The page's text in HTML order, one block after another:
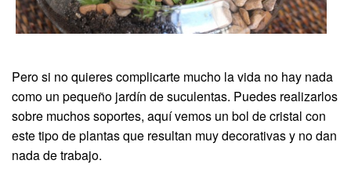
Pero si no quieres complicarte mucho la vida no hay nada
como un pequeño jardín de suculentas. Puedes realizarlos
sobre muchos soportes, aquí vemos un bol de cristal con
este tipo de plantas que resultan muy decorativas y no dan
nada de trabajo.